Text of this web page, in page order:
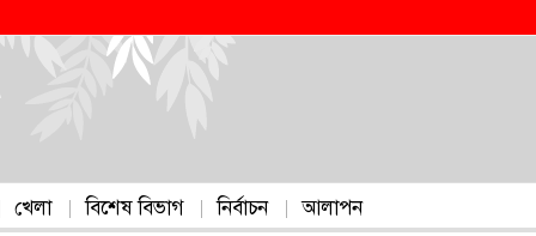
খেলা বিশেষ বিভাগ নির্বাচন আলাপন